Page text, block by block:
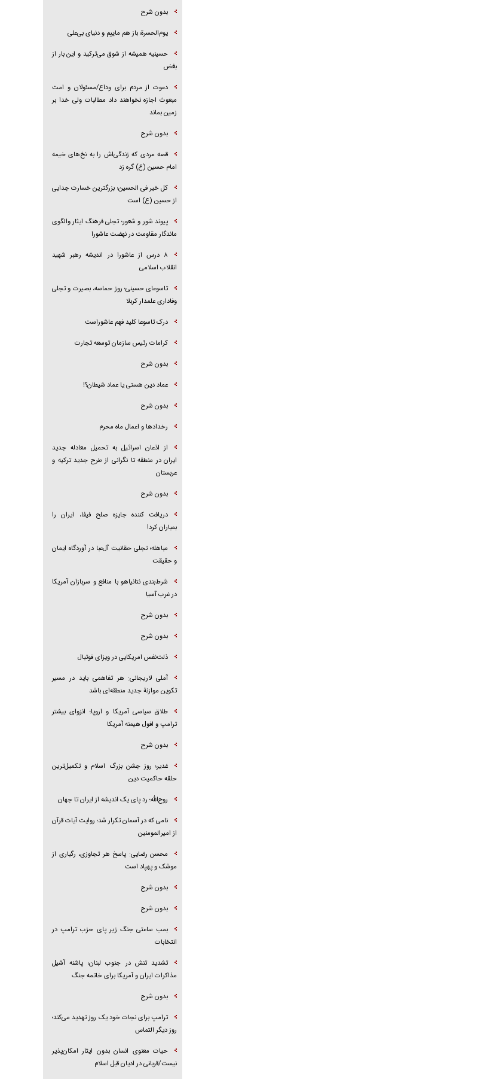
بدون شرح
یوم‌الحسرة؛ باز هم ماییم و دنیای بی‌علی
حسینیه همیشه از شوق می‌ترکید و این بار از
بغض
دعوت از مردم برای وداع/مسئولان و امت
مبعوث اجازه نخواهند داد مطالبات ولی خدا بر
زمین بماند
بدون شرح
قصه مردی که زندگی‌اش را به نخ‌های خیمه
امام حسین (ع) گره زد
کل خیر فی الحسین؛ بزرگترین خسارت جدایی
از حسین (ع) است
پیوند شور و شعور؛ تجلی فرهنگ ایثار والگوی
ماندگار مقاومت در نهضت عاشورا
۸ درس از عاشورا در اندیشه رهبر شهید
انقلاب اسلامی
تاسوعای حسینی؛ روز حماسه، بصیرت و تجلی
وفاداری علمدار کربلا
درک تاسوعا کلید فهم عاشوراست
کرامات رئیس سازمان توسعه تجارت
بدون شرح
عماد دین هستی یا عماد شیطان؟!
بدون شرح
رخداد‌ها و اعمال ماه محرم
از اذعان اسرائیل به تحمیل معادله جدید
ایران در منطقه تا نگرانی از طرح جدید ترکیه و
عربستان
بدون شرح
دریافت کننده جایزه صلح فیفا، ایران را
بمباران کرد!
مباهله؛ تجلی حقانیت آل‌عبا در آوردگاه ایمان
و حقیقت
شرط‌بندی نتانیاهو با منافع و سربازان آمریکا
در غرب آسیا
بدون شرح
بدون شرح
ذلت‌نفس امریکایی در ویزای فوتبال
آملی لاریجانی: هر تفاهمی باید در مسیر
تکوین موازنۀ جدید منطقه‌ای باشد
طلاق سیاسی آمریکا و اروپا؛ انزوای بیشتر
ترامپ و افول هیمنه آمریکا
بدون شرح
غدیر؛ روز جشن بزرگ اسلام و تکمیل‌ترین
حلقه حاکمیت دین
روح‌الله؛ رد پای یک اندیشه از ایران تا جهان
نامی که در آسمان تکرار شد؛ روایت آیات قرآن
از امیرالمومنین
محسن رضایی: پاسخ هر تجاوزی، رگباری از
موشک و پهپاد است
بدون شرح
بدون شرح
بمب ساعتی جنگ زیر پای حزب ترام‍پ در
انتخابات
تشدید تنش در جنوب لبنان؛ پاشنه آشیل
مذاکرات ایران و آمریکا برای خاتمه جنگ
بدون شرح
ترامپ برای نجات خود یک روز تهدید می‌کند؛
روز دیگر التماس
حیات معنوی انسان بدون ایثار امکان‌پذیر
نیست/قربانی در ادیان قبل اسلام